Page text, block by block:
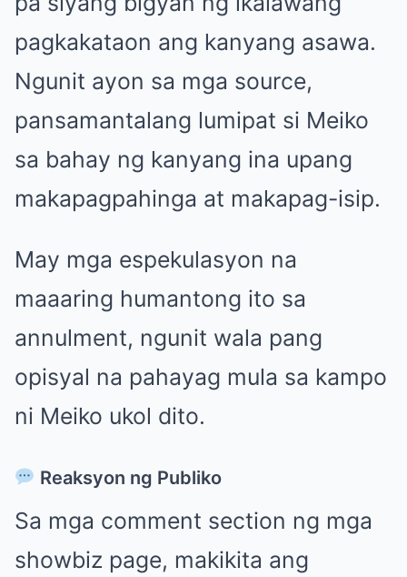
pagkakataon ang kanyang asawa.
Ngunit ayon sa mga source,
pansamantalang lumipat si Meiko
sa bahay ng kanyang ina upang
makapagpahinga at makapag-isip.
May mga espekulasyon na
maaaring humantong ito sa
annulment, ngunit wala pang
opisyal na pahayag mula sa kampo
ni Meiko ukol dito.
Reaksyon ng Publiko
Sa mga comment section ng mga
showbiz page, makikita ang